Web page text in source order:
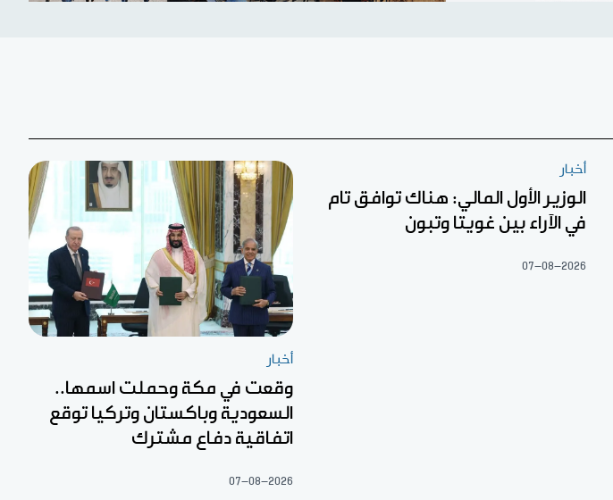
أخبار
الوزير الأول المالي: هناك توافق تام
في الآراء بين غويتا وتبون
07-08-2026
أخبار
وقعت في مكة وحملت اسمها..
السعودية وباكستان وتركيا توقع
اتفاقية دفاع مشترك
07-08-2026